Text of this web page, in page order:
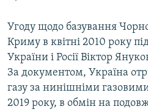
Усі сайти RFE/RL
Угоду щодо базування
Криму в квітні 2010 року
України і Росії Віктор
За документом, Україна
газу за нинішніми
2019 року, в обмін на